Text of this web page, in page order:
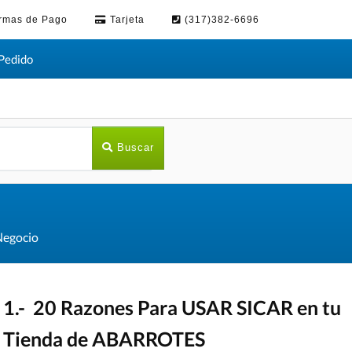
de Pago Tarjeta (317)382-6696
Buscar
1.- 20 Razones Para USAR SICAR en tu
Tienda de ABARROTES